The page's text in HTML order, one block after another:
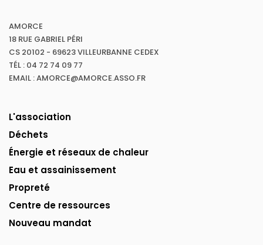
AMORCE
18 RUE GABRIEL PÉRI
CS 20102 - 69623 VILLEURBANNE CEDEX
TÉL : 04 72 74 09 77
EMAIL : AMORCE@AMORCE.ASSO.FR
L'association
Déchets
Énergie et réseaux de chaleur
Eau et assainissement
Propreté
Centre de ressources
Nouveau mandat